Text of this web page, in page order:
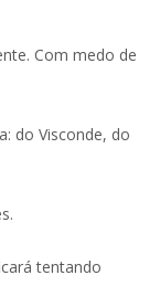
Com medo de
do Visconde, do
tentando